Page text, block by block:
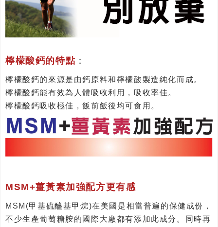
檸檬酸鈣的特點 ：
檸檬酸鈣的來源是由鈣原料和檸檬酸製造純化而成。
檸檬酸鈣能有效為人體吸收利用，吸收率佳。
檸檬酸鈣吸收極佳，飯前飯後均可食用。
MSM+薑黃素加強配方更有感
MSM(甲基硫醯基甲烷)在美國是相當普遍的保健成份，
不少生產葡萄糖胺的國際大廠都有添加此成分。同時再